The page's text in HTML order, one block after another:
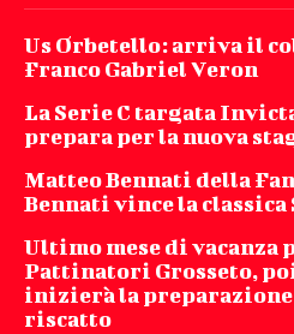
Us Orbetello: arriva il
Franco Gabriel Veron
La Serie C targata
prepara per la nuova
Matteo Bennati della
Bennati vince la
Ultimo mese di vacanza
Pattinatori Grosseto,
inizierà la preparazione
riscatto